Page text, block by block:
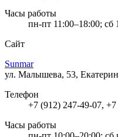
Часы работы
пн-пт 11:00–18:00; сб
Сайт
Sunmar
ул. Малышева, 53,
Телефон
+7 (912) 247-49-07,
Часы работы